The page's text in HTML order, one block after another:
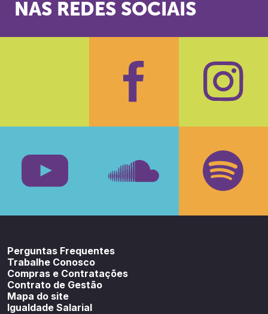
NAS REDES SOCIAIS
Facebook
Perguntas Frequentes
Trabalhe Conosco
Compras e Contratações
Contrato de Gestão
Mapa do site
Igualdade Salarial